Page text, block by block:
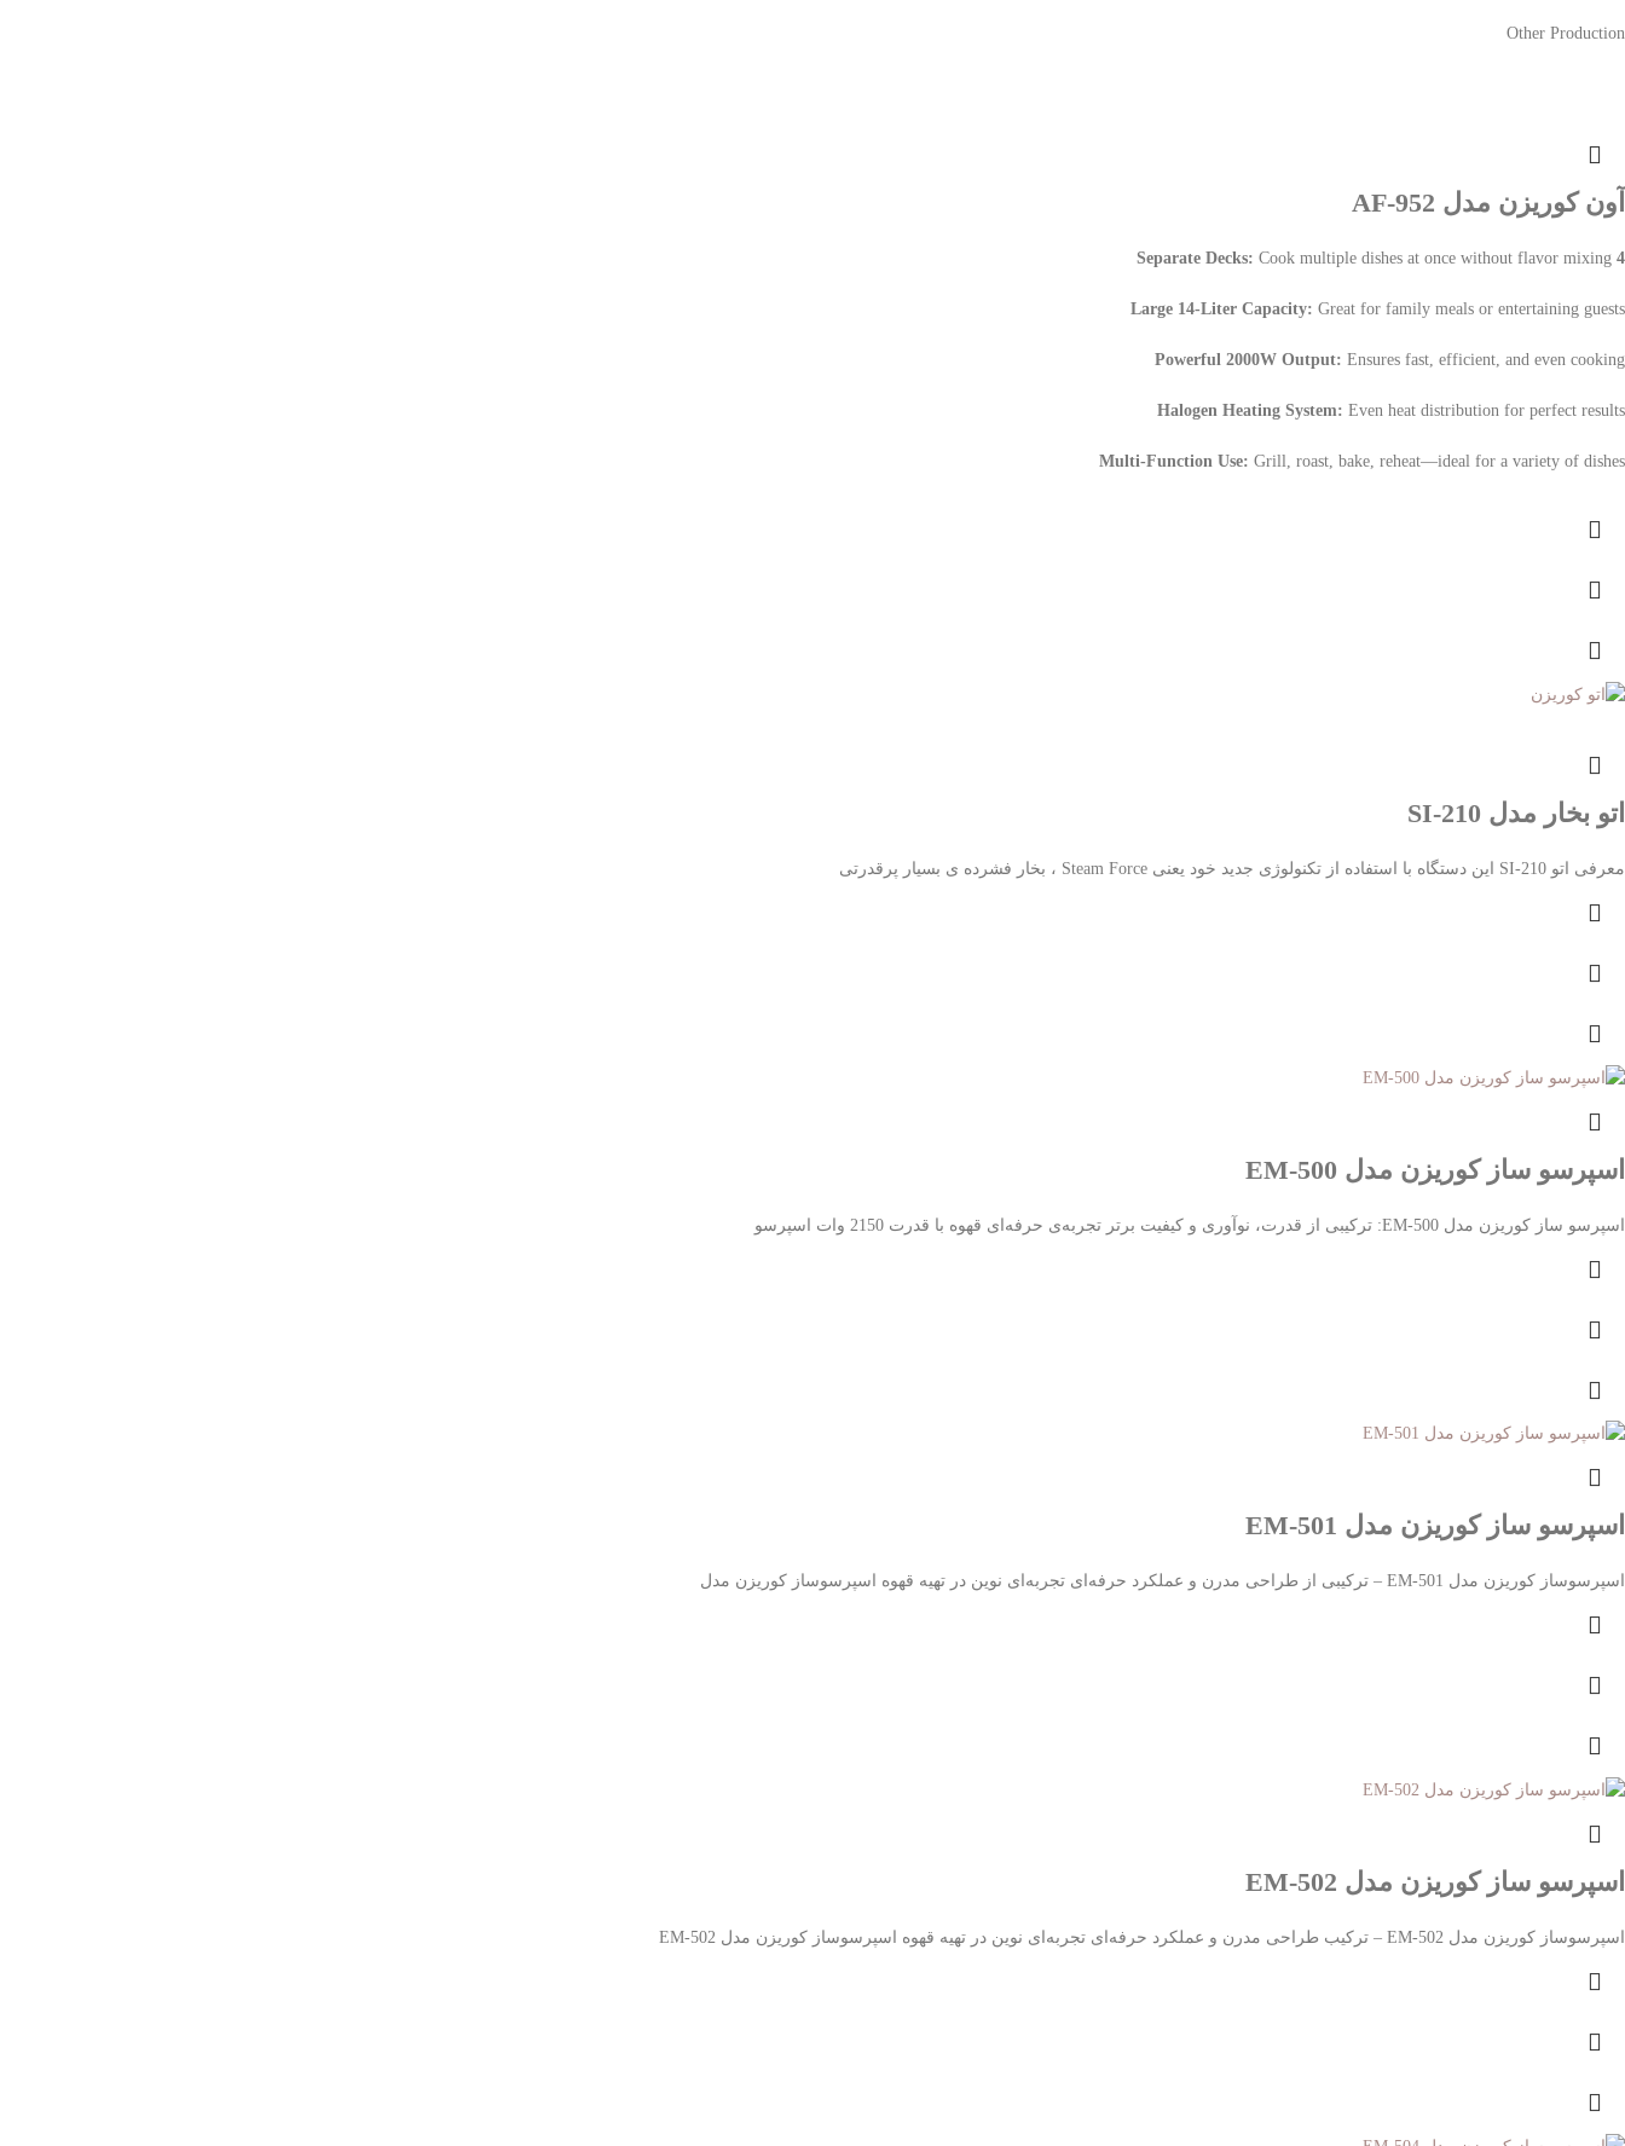
Other Production
آون کوریزن مدل AF-952
4 Separate Decks:
Cook multiple dishes at once without flavor mixing
Large 14-Liter Capacity: Great for family meals or entertaining guests
Powerful 2000W Output: Ensures fast, efficient, and even cooking
Halogen Heating System: Even heat distribution for perfect results
Multi-Function Use: Grill, roast, bake, reheat—ideal for a variety of dishes
اتو بخار مدل SI-210
معرفی اتو SI-210 این دستگاه با استفاده از تکنولوژی جدید خود یعنی Steam Force ، بخار فشرده ی بسیار پرقدرتی
اسپرسو ساز کوریزن مدل EM-500
اسپرسو ساز کوریزن مدل EM-500: ترکیبی از قدرت، نوآوری و کیفیت برتر تجربه‌ی حرفه‌ای قهوه با قدرت 2150 وات اسپرسو
اسپرسو ساز کوریزن مدل EM-501
اسپرسوساز کوریزن مدل EM-501 – ترکیبی از طراحی مدرن و عملکرد حرفه‌ای تجربه‌ای نوین در تهیه قهوه اسپرسوساز کوریزن مدل
اسپرسو ساز کوریزن مدل EM-502
اسپرسوساز کوریزن مدل EM-502 – ترکیب طراحی مدرن و عملکرد حرفه‌ای تجربه‌ای نوین در تهیه قهوه اسپرسوساز کوریزن مدل EM-502